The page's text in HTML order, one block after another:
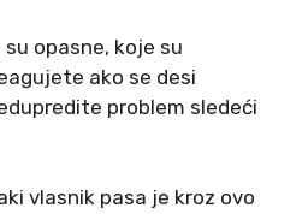
opasne, koje su
ako se desi
problem sledeći
vlasnik pasa je kroz ovo